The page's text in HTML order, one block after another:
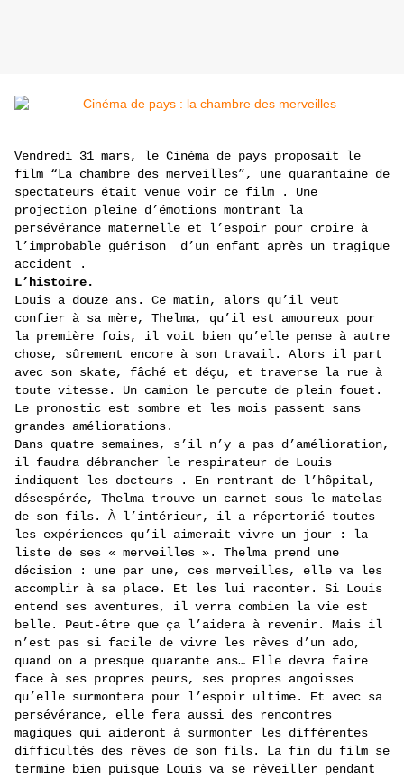
Vendredi 31 mars, le Cinéma de pays proposait le
film “La chambre des merveilles”, une quarantaine de
spectateurs était venue voir ce film . Une
projection pleine d’émotions montrant la
persévérance maternelle et l’espoir pour croire à
l’improbable guérison d’un enfant après un tragique
accident .
L’histoire.
Louis a douze ans. Ce matin, alors qu’il veut
confier à sa mère, Thelma, qu’il est amoureux pour
la première fois, il voit bien qu’elle pense à autre
chose, sûrement encore à son travail. Alors il part
avec son skate, fâché et déçu, et traverse la rue à
toute vitesse. Un camion le percute de plein fouet.
Le pronostic est sombre et les mois passent sans
grandes améliorations.
Dans quatre semaines, s’il n’y a pas d’amélioration,
il faudra débrancher le respirateur de Louis
indiquent les docteurs . En rentrant de l’hôpital,
désespérée, Thelma trouve un carnet sous le matelas
de son fils. À l’intérieur, il a répertorié toutes
les expériences qu’il aimerait vivre un jour : la
liste de ses « merveilles ». Thelma prend une
décision : une par une, ces merveilles, elle va les
accomplir à sa place. Et les lui raconter. Si Louis
entend ses aventures, il verra combien la vie est
belle. Peut-être que ça l’aidera à revenir. Mais il
n’est pas si facile de vivre les rêves d’un ado,
quand on a presque quarante ans… Elle devra faire
face à ses propres peurs, ses propres angoisses
qu’elle surmontera pour l’espoir ultime. Et avec sa
persévérance, elle fera aussi des rencontres
magiques qui aideront à surmonter les différentes
difficultés des rêves de son fils. La fin du film se
termine bien puisque Louis va se réveiller pendant